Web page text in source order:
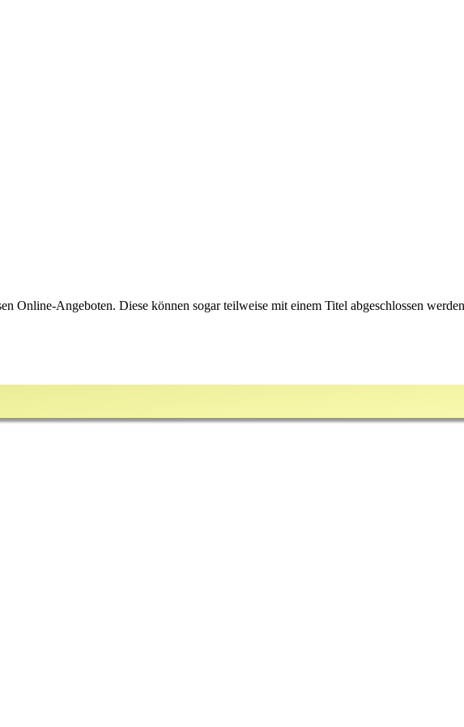
Online-Angeboten. Diese können sogar teilweise mit einem Titel abgeschlossen